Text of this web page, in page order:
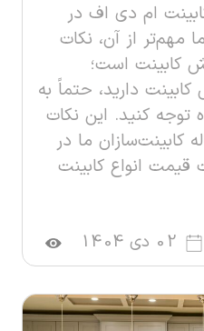
ام‌ دی‌ اف در
مهم‌تر از آن، نکات
کابینت است؛
دارید، حتماً به
توجه کنید. این نکات
کابینت‌سازان ما در
انواع کابینت
02 دی 1404